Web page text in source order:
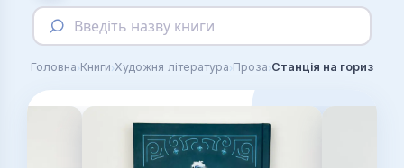
Введіть назву книги
Головна›Книги›Художня література›Проза›Станція на горизонті